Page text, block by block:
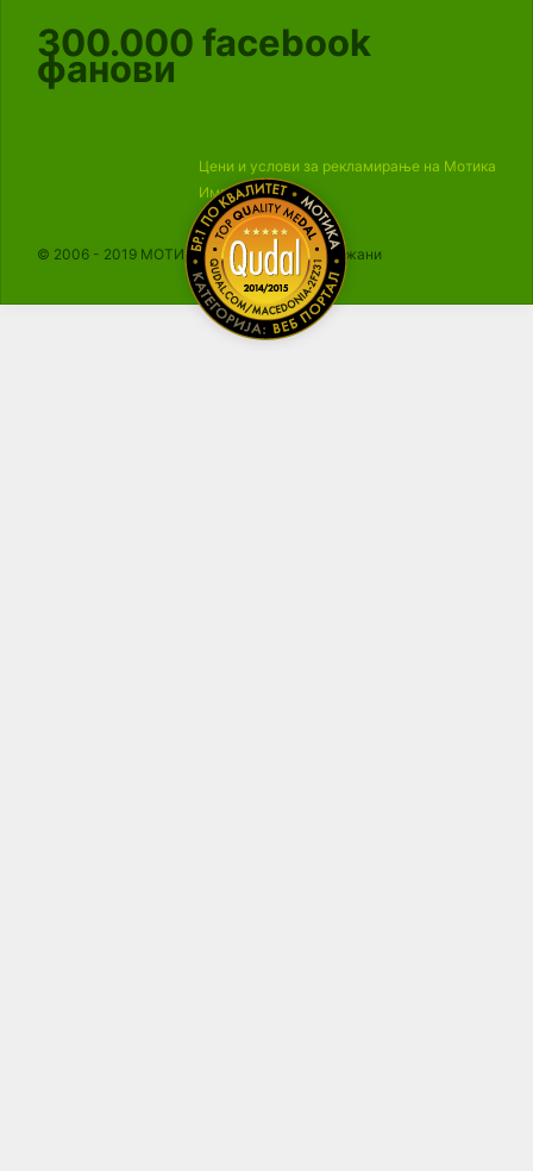
300.000 facebook
фанови
Цени и услови за рекламирање на Мотика
Импресум
© 2006 - 2019 МОТИКА, Сите права се задржани